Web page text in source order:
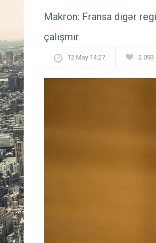
Makron: Fransa digər
çalışmır
12 May 14:27 2 093